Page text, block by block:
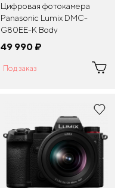
Цифровая фотокамера
Panasonic Lumix DMC-
G80EE-K Body
49 990 ¤
Под заказ